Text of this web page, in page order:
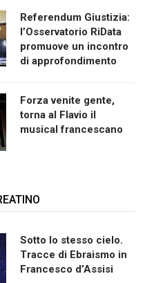
Referendum Giustizia:
l’Osservatorio RiData
promuove un incontro
di approfondimento
Forza venite gente,
torna al Flavio il
musical francescano
Sotto lo stesso cielo.
Tracce di Ebraismo in
Francesco d’Assisi